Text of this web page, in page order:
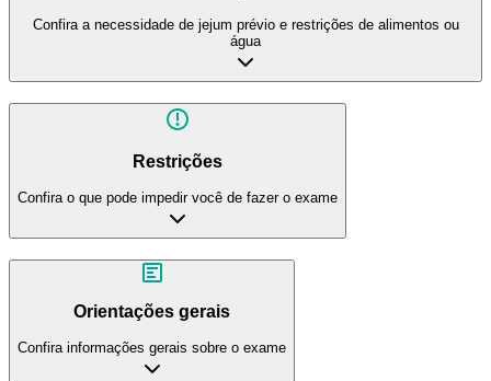
Confira a necessidade de jejum prévio e restrições de alimentos ou
água
Restrições
Confira o que pode impedir você de fazer o exame
Orientações gerais
Confira informações gerais sobre o exame